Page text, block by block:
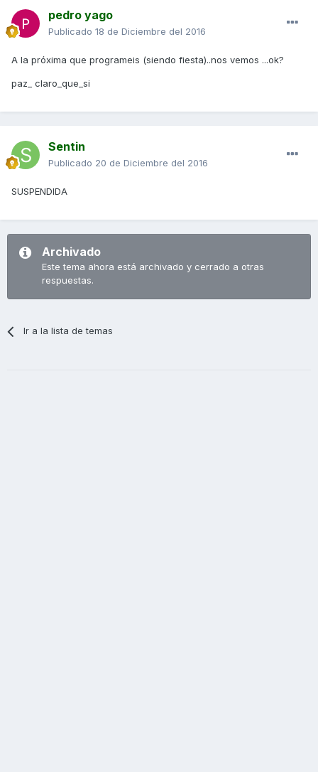
pedro yago
Publicado 18 de Diciembre del 2016
A la próxima que programeis (siendo fiesta)..nos vemos ...ok?
paz_ claro_que_si
Sentin
Publicado 20 de Diciembre del 2016
SUSPENDIDA
Archivado
Este tema ahora está archivado y cerrado a otras
respuestas.
Ir a la lista de temas